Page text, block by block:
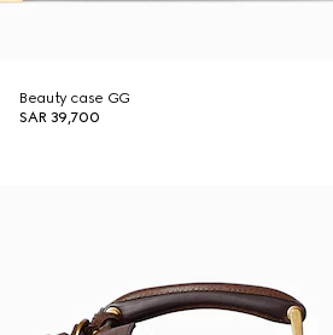
Beauty case GG
SAR 39,700